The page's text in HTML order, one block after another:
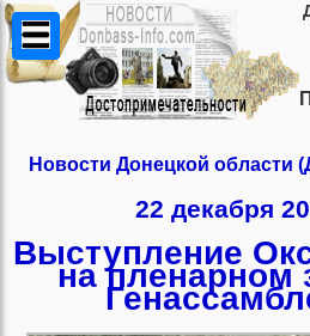
Новости Донецкой области
22 декабря
Выступление
на пленарном